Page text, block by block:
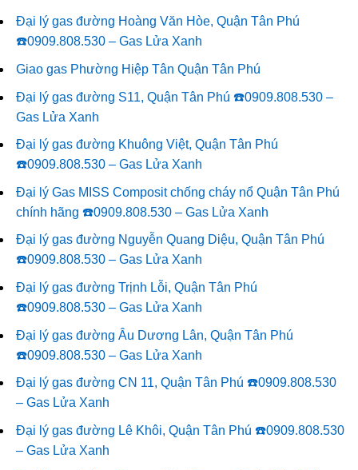
Đại lý gas đường Hoàng Văn Hòe, Quận Tân Phú
☎️0909.808.530 – Gas Lửa Xanh
Giao gas Phường Hiệp Tân Quận Tân Phú
Đại lý gas đường S11, Quận Tân Phú ☎️0909.808.530 –
Gas Lửa Xanh
Đại lý gas đường Khuông Việt, Quận Tân Phú
☎️0909.808.530 – Gas Lửa Xanh
Đại lý Gas MISS Composit chống cháy nổ Quận Tân Phú
chính hãng ☎️0909.808.530 – Gas Lửa Xanh
Đại lý gas đường Nguyễn Quang Diệu, Quận Tân Phú
☎️0909.808.530 – Gas Lửa Xanh
Đại lý gas đường Trịnh Lỗi, Quận Tân Phú
☎️0909.808.530 – Gas Lửa Xanh
Đại lý gas đường Âu Dương Lân, Quận Tân Phú
☎️0909.808.530 – Gas Lửa Xanh
Đại lý gas đường CN 11, Quận Tân Phú ☎️0909.808.530
– Gas Lửa Xanh
Đại lý gas đường Lê Khôi, Quận Tân Phú ☎️0909.808.530
– Gas Lửa Xanh